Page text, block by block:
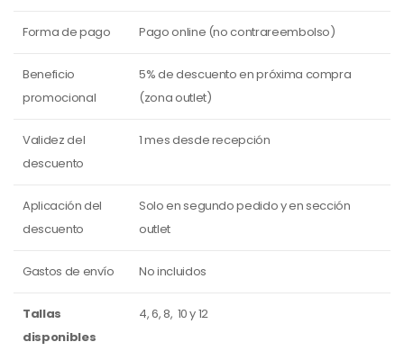
Forma de pago Pago online (no contrareembolso)
Beneficio
promocional
5% de descuento en próxima compra
(zona outlet)
Validez del
descuento
1 mes desde recepción
Aplicación del
descuento
Solo en segundo pedido y en sección
outlet
Gastos de envío No incluidos
Tallas
disponibles
4, 6, 8, 10 y 12